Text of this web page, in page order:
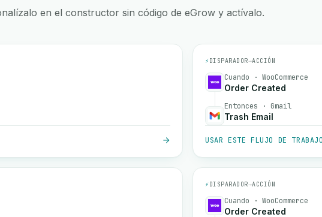
en el constructor sin código de eGrow y actívalo.
⚡ DISPARADOR→ACCIÓN
Cuando · WooCommerce
Order Created
Entonces · Gmail
Trash Email
USAR ESTE FLUJO DE
⚡ DISPARADOR→ACCIÓN
Cuando · WooCommerce
Order Created